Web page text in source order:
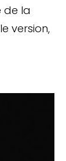
de la
version,